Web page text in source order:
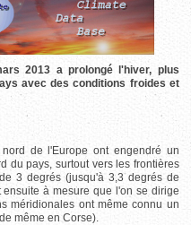
2013 a prolongé l'hiver, plus
avec des conditions froides et
de l'Europe ont engendré un
du pays, surtout vers les frontières
3 degrés (jusqu'à 3,3 degrés de
à mesure que l'on se dirige
méridionales ont même connu un
même en Corse).